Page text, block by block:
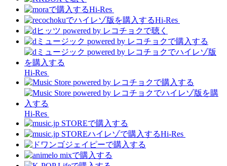
Hi-Res
Hi-Res
Hi-Res
Hi-Res
Hi-Res